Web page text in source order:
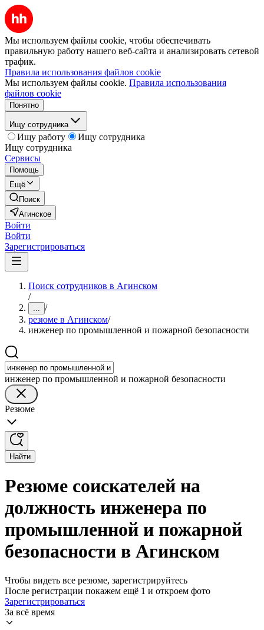
Мы используем файлы cookie, чтобы обеспечивать
правильную работу нашего веб-сайта и анализировать сетевой
трафик.
Правила использования файлов cookie
Мы используем файлы cookie. Правила использования
файлов cookie
Понятно
Ищу сотрудника
Ищу работу
Ищу сотрудника
Ищу сотрудника
Сервисы
Помощь
Ещё
Поиск
Агинское
Войти
Войти
Зарегистрироваться
Поиск сотрудников в Агинском
/
... /
резюме в Агинском/
инженер по промышленной и пожарной безопасности
инженер по промышленной и пожарной безопасности
Резюме
Найти
Резюме соискателей на
должность инженера по
промышленной и пожарной
безопасности в Агинском
Чтобы видеть все резюме, зарегистрируйтесь
После регистрации покажем ещё 1 и откроем фото
Зарегистрироваться
За всё время